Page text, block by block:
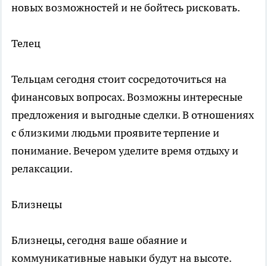
новых возможностей и не бойтесь рисковать.
Телец
Тельцам сегодня стоит сосредоточиться на
финансовых вопросах. Возможны интересные
предложения и выгодные сделки. В отношениях
с близкими людьми проявите терпение и
понимание. Вечером уделите время отдыху и
релаксации.
Близнецы
Близнецы, сегодня ваше обаяние и
коммуникативные навыки будут на высоте.